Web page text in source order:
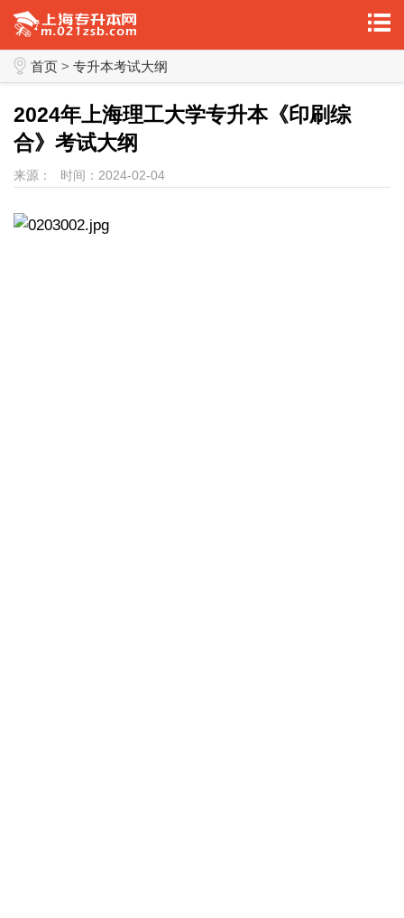
首页 > 专升本考试大纲
2024年上海理工大学专升本《印刷综
合》考试大纲
来源： 时间：2024-02-04